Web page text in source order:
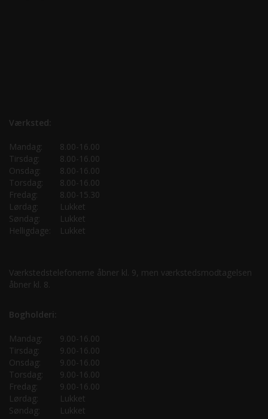
Værksted:
Mandag:
8.00-16.00
Tirsdag:
8.00-16.00
Onsdag:
8.00-16.00
Torsdag:
8.00-16.00
Fredag:
8.00-15.30
Lørdag:
Lukket
Søndag:
Lukket
Helligdage:
Lukket
Værkstedstelefonerne åbner kl. 9, men værkstedsmodtagelsen
åbner kl. 8.
Bogholderi:
Mandag:
9.00-16.00
Tirsdag:
9.00-16.00
Onsdag:
9.00-16.00
Torsdag:
9.00-16.00
Fredag:
9.00-16.00
Lørdag:
Lukket
Søndag:
Lukket